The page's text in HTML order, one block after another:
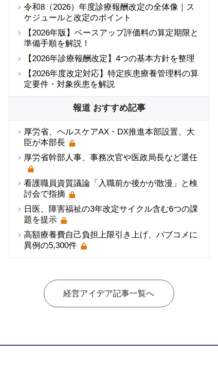
令和8（2026）年度診療報酬改定の全体像｜ス
ケジュールと改定のポイント
【2026年版】ベースアップ評価料の算定期限と
準備手順を解説！
【2026年診療報酬改定】4つの基本方針を整理
【2026年度改定対応】特定疾患療養管理料の算
定要件・対象疾患を解説
報道 おすすめ記事
厚労省、ヘルスケアAX・DX推進本部設置、大
臣が本部長
厚労省幹部人事、事務次官や医政局長など選任
看護職員資質議論「入職前か後かが散漫」と検
討会で指摘
日医、障害福祉の3年改定サイクル含む6つの課
題を提示
高額療養費自己負担上限引き上げ、パブコメに
異例の5,300件
経営アイデア記事一覧へ